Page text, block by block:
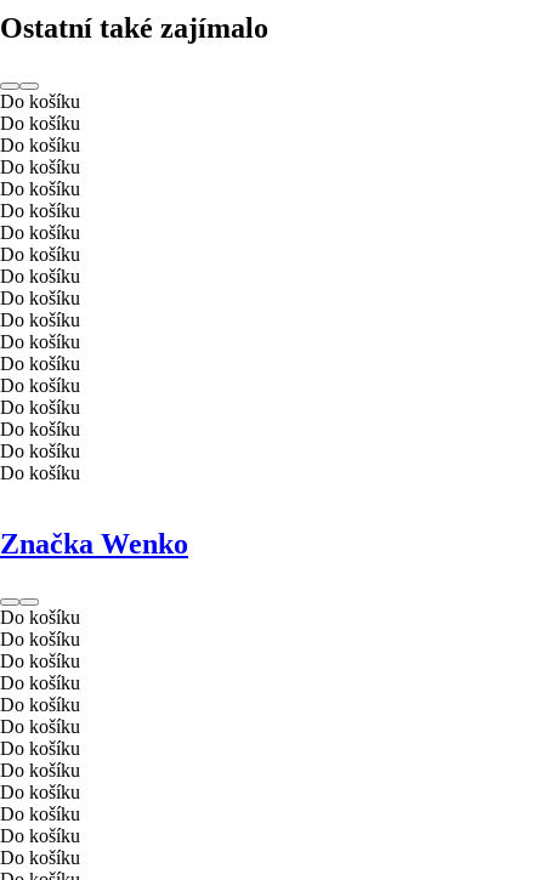
Ostatní také zajímalo
Do košíku
Do košíku
Do košíku
Do košíku
Do košíku
Do košíku
Do košíku
Do košíku
Do košíku
Do košíku
Do košíku
Do košíku
Do košíku
Do košíku
Do košíku
Do košíku
Do košíku
Do košíku
Značka Wenko
Do košíku
Do košíku
Do košíku
Do košíku
Do košíku
Do košíku
Do košíku
Do košíku
Do košíku
Do košíku
Do košíku
Do košíku